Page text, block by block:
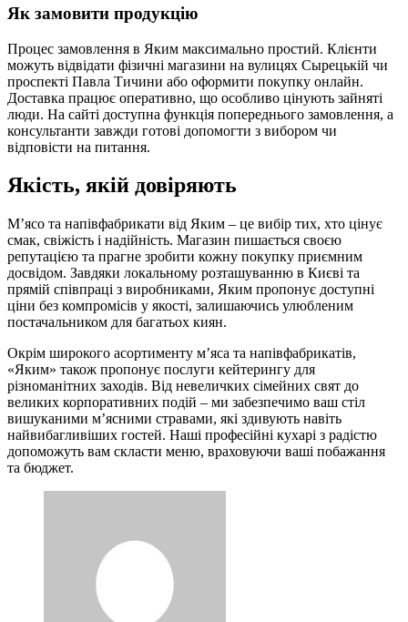
Як замовити продукцію
Процес замовлення в Яким максимально простий. Клієнти
можуть відвідати фізичні магазини на вулицях Сырецькій чи
проспекті Павла Тичини або оформити покупку онлайн.
Доставка працює оперативно, що особливо цінують зайняті
люди. На сайті доступна функція попереднього замовлення, а
консультанти завжди готові допомогти з вибором чи
відповісти на питання.
Якість, якій довіряють
М’ясо та напівфабрикати від Яким – це вибір тих, хто цінує
смак, свіжість і надійність. Магазин пишається своєю
репутацією та прагне зробити кожну покупку приємним
досвідом. Завдяки локальному розташуванню в Києві та
прямій співпраці з виробниками, Яким пропонує доступні
ціни без компромісів у якості, залишаючись улюбленим
постачальником для багатьох киян.
Окрім широкого асортименту м’яса та напівфабрикатів,
«Яким» також пропонує послуги кейтерингу для
різноманітних заходів. Від невеличких сімейних свят до
великих корпоративних подій – ми забезпечимо ваш стіл
вишуканими м’ясними стравами, які здивують навіть
найвибагливіших гостей. Наші професійні кухарі з радістю
допоможуть вам скласти меню, враховуючи ваші побажання
та бюджет.